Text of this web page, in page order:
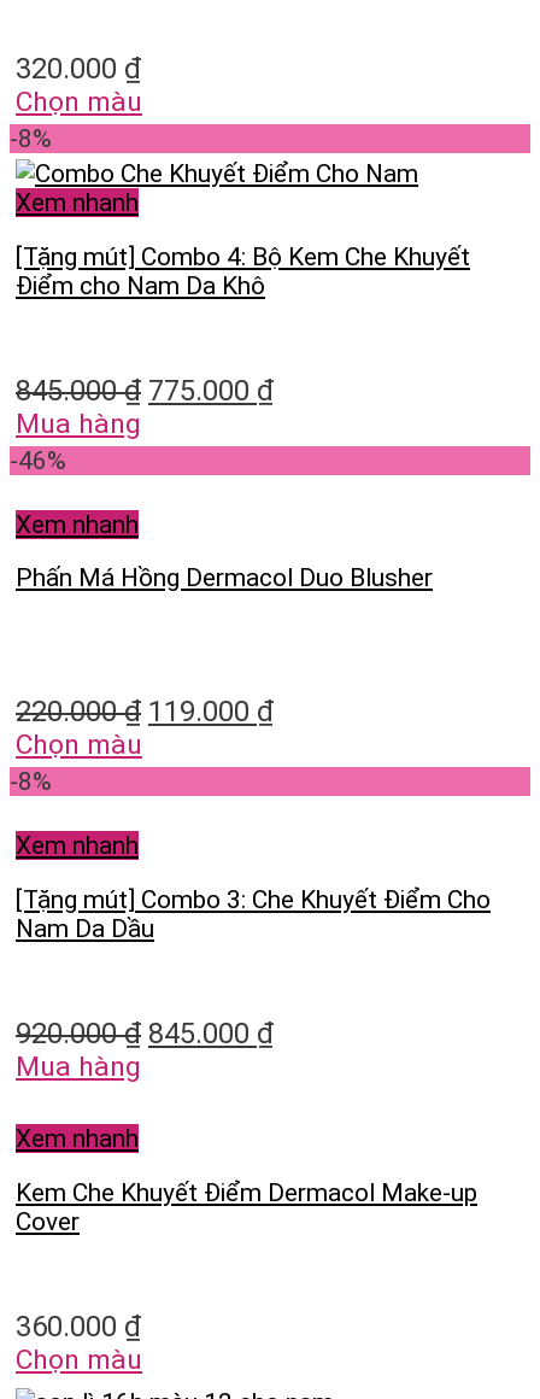
320.000 ₫
Chọn màu
-8%
Xem nhanh
[Tặng mút] Combo 4: Bộ Kem Che Khuyết
Điểm cho Nam Da Khô
845.000₫ 775.000 ₫
Mua hàng
-46%
Xem nhanh
Phấn Má Hồng Dermacol Duo Blusher
220.000₫ 119.000 ₫
Chọn màu
-8%
Xem nhanh
[Tặng mút] Combo 3: Che Khuyết Điểm Cho
Nam Da Dầu
920.000₫ 845.000 ₫
Mua hàng
Xem nhanh
Kem Che Khuyết Điểm Dermacol Make-up
Cover
360.000 ₫
Chọn màu